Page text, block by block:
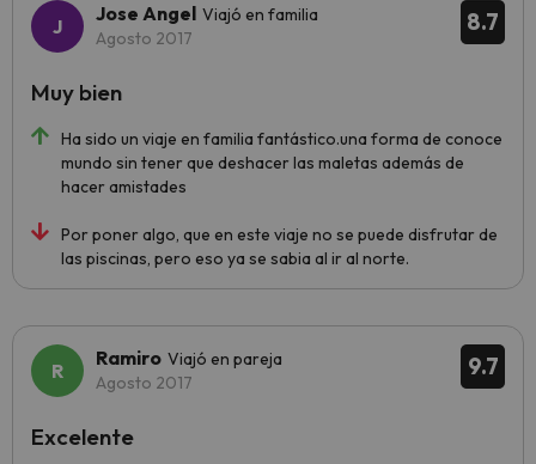
8.7
Jose Angel Viajó en familia
Agosto 2017
Ha sido un viaje en familia fantástico.una forma de conoce
mundo sin tener que deshacer las maletas además de
hacer amistades
Por poner algo, que en este viaje no se puede disfrutar de
las piscinas, pero eso ya se sabia al ir al norte.
Muy bien
9.7
Ramiro Viajó en pareja
Agosto 2017
Excelente